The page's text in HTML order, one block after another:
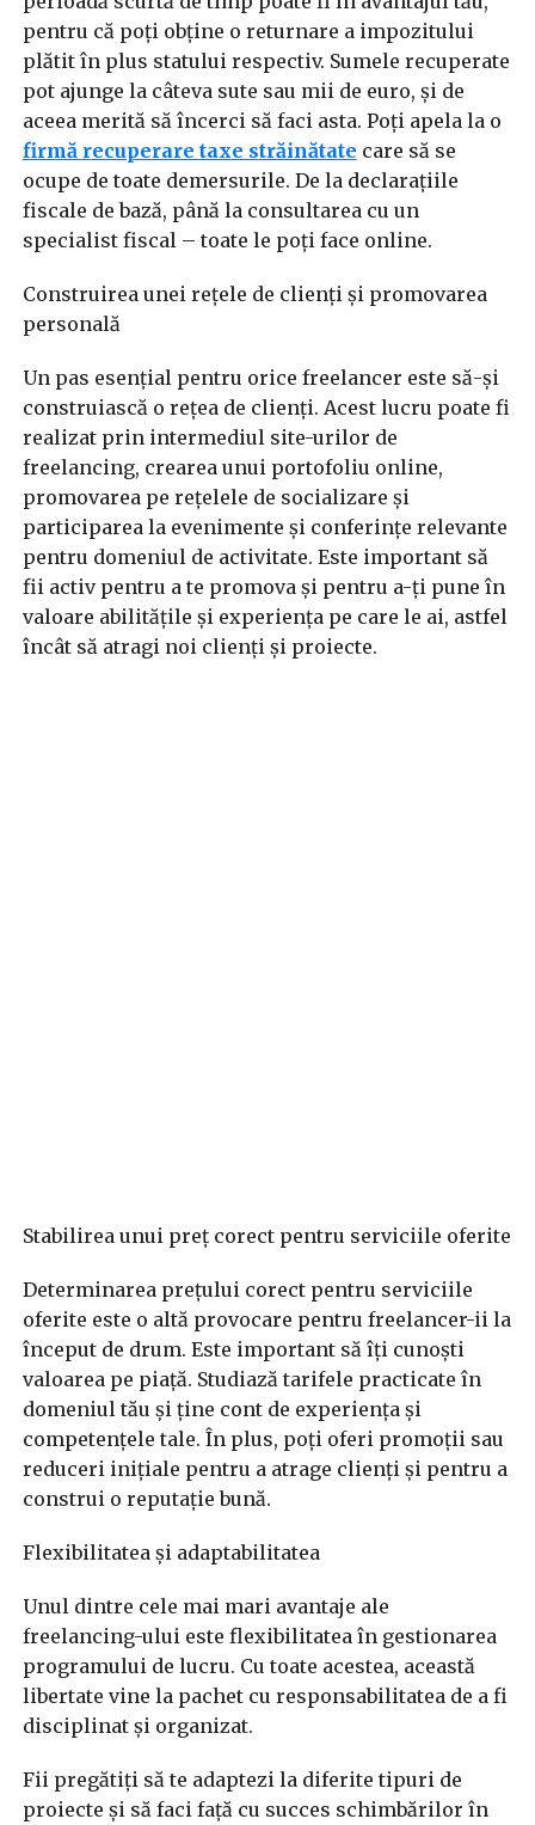
pentru că poți obține o returnare a impozitului
plătit în plus statului respectiv. Sumele recuperate
pot ajunge la câteva sute sau mii de euro, și de
aceea merită să încerci să faci asta. Poți apela la o
firmă recuperare taxe străinătate care să se
ocupe de toate demersurile. De la declarațiile
fiscale de bază, până la consultarea cu un
specialist fiscal – toate le poți face online.
Construirea unei rețele de clienți și promovarea
personală
Un pas esențial pentru orice freelancer este să-și
construiască o rețea de clienți. Acest lucru poate fi
realizat prin intermediul site-urilor de
freelancing, crearea unui portofoliu online,
promovarea pe rețelele de socializare și
participarea la evenimente și conferințe relevante
pentru domeniul de activitate. Este important să
fii activ pentru a te promova și pentru a-ți pune în
valoare abilitățile și experiența pe care le ai, astfel
încât să atragi noi clienți și proiecte.
Stabilirea unui preț corect pentru serviciile oferite
Determinarea prețului corect pentru serviciile
oferite este o altă provocare pentru freelancer-ii la
început de drum. Este important să îți cunoști
valoarea pe piață. Studiază tarifele practicate în
domeniul tău și ține cont de experiența și
competențele tale. În plus, poți oferi promoții sau
reduceri inițiale pentru a atrage clienți și pentru a
construi o reputație bună.
Flexibilitatea și adaptabilitatea
Unul dintre cele mai mari avantaje ale
freelancing-ului este flexibilitatea în gestionarea
programului de lucru. Cu toate acestea, această
libertate vine la pachet cu responsabilitatea de a fi
disciplinat și organizat.
Fii pregătiți să te adaptezi la diferite tipuri de
proiecte și să faci față cu succes schimbărilor în